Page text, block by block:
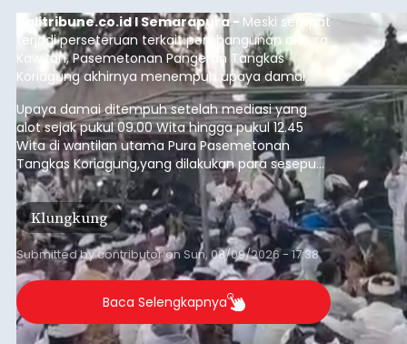
balitribune.co.id I Semarapura - Meski sempat
terjadi perseteruan terkait pembangunan di Pura
Kawitan, Pasemetonan Pangeran Tangkas
Koriagung akhirnya menempuh upaya damai,
pada Minggu (9/8/2026).
Upaya damai ditempuh setelah mediasi yang
alot sejak pukul 09.00 Wita hingga pukul 12.45
Wita di wantilan utama Pura Pasemetonan
Tangkas Koriagung,yang dilakukan para sesepuh
kedua belah pihak yang berseberangan.
Klungkung
Submitted bycontributoronSun, 08/09/2026 - 17:38
Baca Selengkapnya